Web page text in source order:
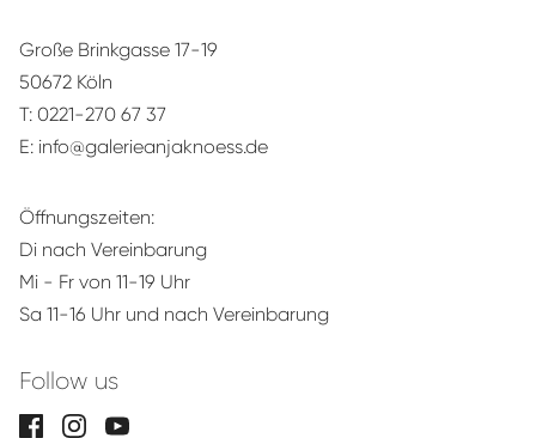
Große Brinkgasse 17-19
50672 Köln
T: 0221-270 67 37
E: info@galerieanjaknoess.de
Öffnungszeiten:
Di nach Vereinbarung
Mi - Fr von 11-19 Uhr
Sa 11-16 Uhr und nach Vereinbarung
Follow us